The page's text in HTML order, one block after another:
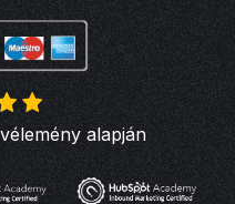
alapján